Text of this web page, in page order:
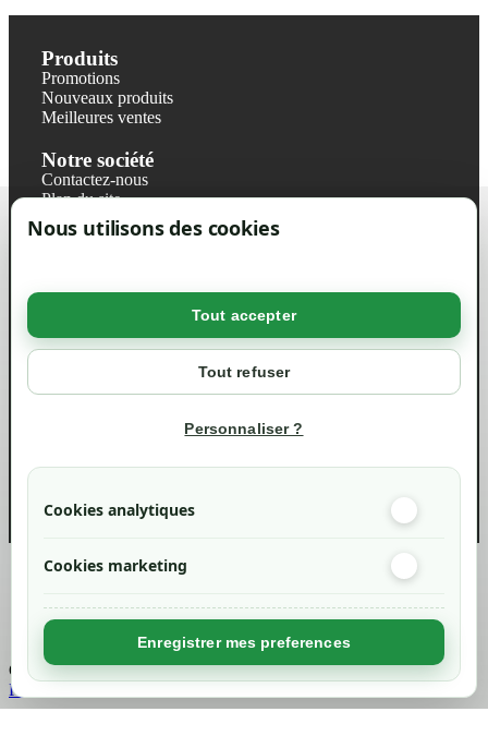
Nous utilisons des cookies
Tout accepter
Tout refuser
Personnaliser ?
Cookies analytiques
Cookies marketing
Enregistrer mes preferences
Produits
Promotions
Nouveaux produits
Meilleures ventes
Notre société
Contactez-nous
Plan du site
Magasin
Mentions légales
Politique de confidentialité RGPD
Votre compte
info@green-tech-shop.com
Created byNageoconcept
Chargement...
Retour en haut